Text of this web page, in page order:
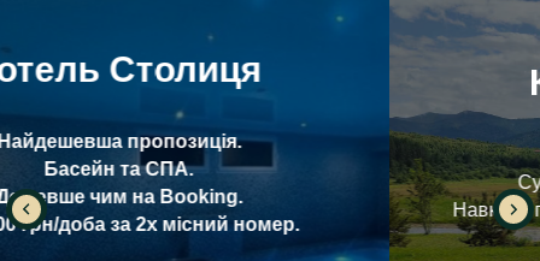
Котедж Загора
5500 грн/доба за 5 людей.
Сучасний котедж біля Східниці.
Навколо гори та багато лісу - чудові краєвиди.